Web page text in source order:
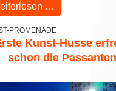
…
PROMENADE
Kunst-Husse
schon die Passanten